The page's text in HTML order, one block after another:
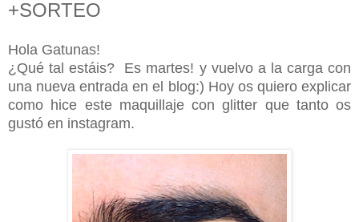
+SORTEO
Hola Gatunas!
¿Qué tal estáis? Es martes! y vuelvo a la carga con
una nueva entrada en el blog:) Hoy os quiero explicar
como hice este maquillaje con glitter que tanto os
gustó en instagram.